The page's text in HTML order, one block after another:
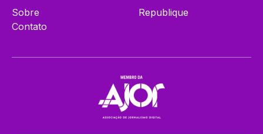
Sobre
Contato
Republique